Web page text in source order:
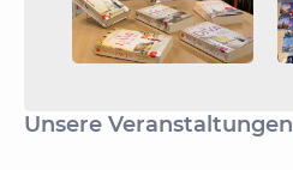
Unsere Veranstaltungen